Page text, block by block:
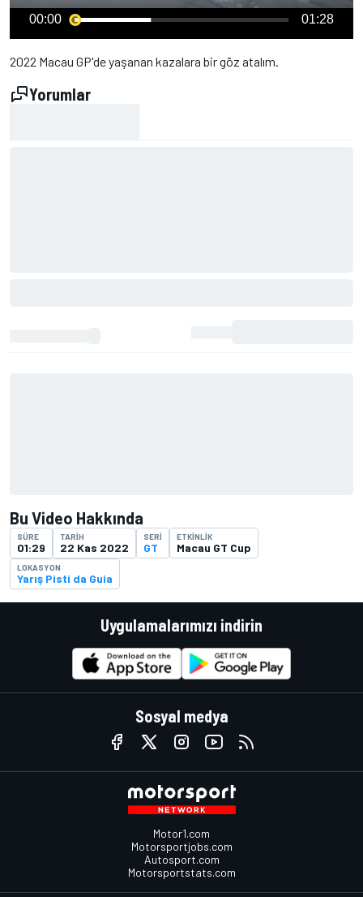
00:00 01:28
2022 Macau GP'de yaşanan kazalara bir göz atalım.
Yorumlar
Bu Video Hakkında
SÜRE
01:29
TARIH
22 Kas 2022
SERI
GT
ETKINLIK
Macau GT Cup
LOKASYON
Yarış Pisti da Guia
Uygulamalarımızı indirin
Sosyal medya
Motor1.com
Motorsportjobs.com
Autosport.com
Motorsportstats.com